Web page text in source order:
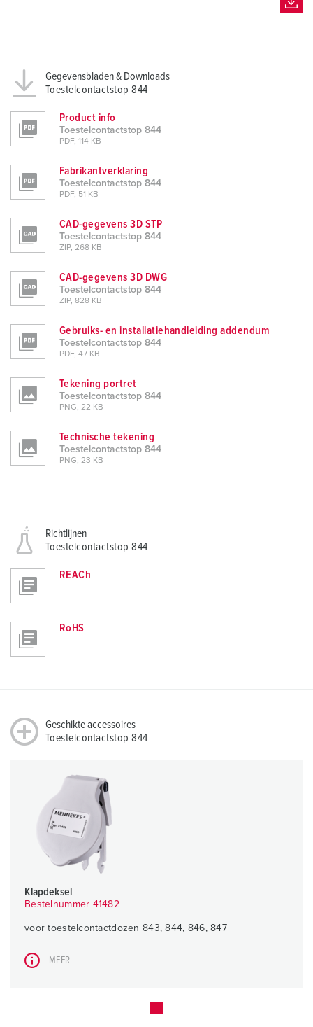
Gegevensbladen & Downloads
Toestelcontactstop 844
Product info
Toestelcontactstop 844
PDF, 114 KB
Fabrikantverklaring
Toestelcontactstop 844
PDF, 51 KB
CAD-gegevens 3D STP
Toestelcontactstop 844
ZIP, 268 KB
CAD-gegevens 3D DWG
Toestelcontactstop 844
ZIP, 828 KB
Gebruiks- en installatiehandleiding addendum
Toestelcontactstop 844
PDF, 47 KB
Tekening portret
Toestelcontactstop 844
PNG, 22 KB
Technische tekening
Toestelcontactstop 844
PNG, 23 KB
Richtlijnen
Toestelcontactstop 844
REACh
RoHS
Geschikte accessoires
Toestelcontactstop 844
Klapdeksel
Bestelnummer 41482
voor toestelcontactdozen 843, 844, 846, 847
MEER